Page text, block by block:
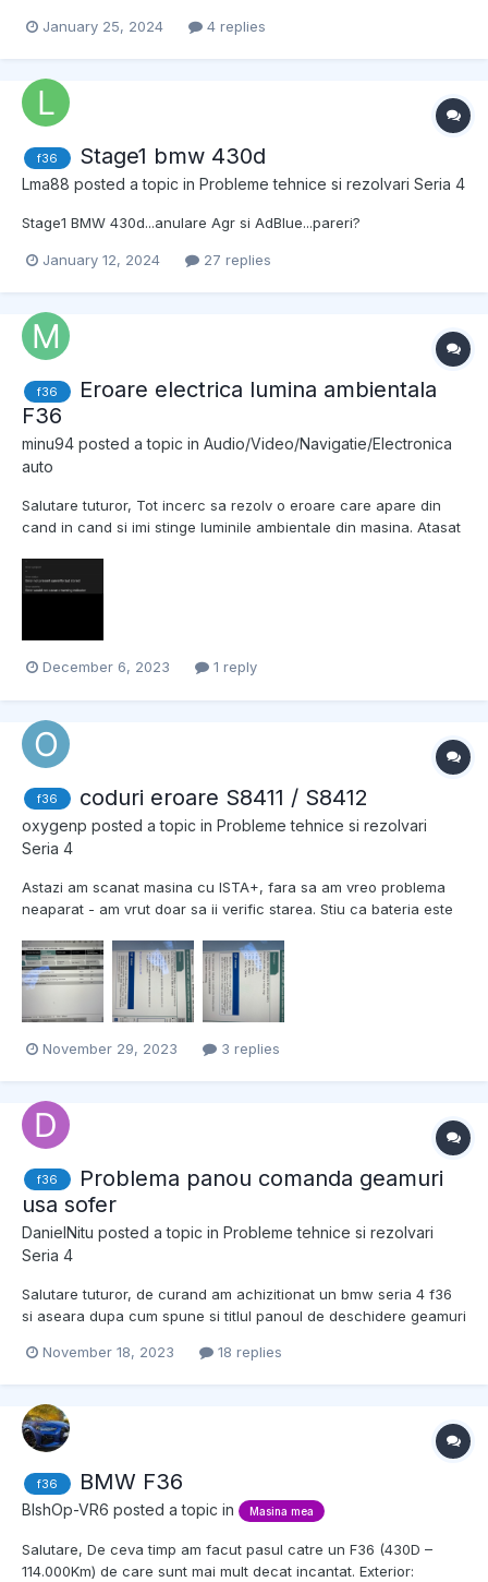
January 25, 2024
4 replies
f36 Stage1 bmw 430d
Lma88 posted a topic in Probleme tehnice si rezolvari Seria 4
Stage1 BMW 430d...anulare Agr si AdBlue...pareri?
January 12, 2024 27 replies
f36
Eroare electrica lumina ambientala
F36
minu94 posted a topic in Audio/Video/Navigatie/Electronica
auto
Salutare tuturor, Tot incerc sa rezolv o eroare care apare din
cand in cand si imi stinge luminile ambientale din masina. Atasat
scurt si ca safety measure taie curentul la ambientale. Aveti idee
catre ce corespunde acel outp...
December 6, 2023 1 reply
f36 coduri eroare S8411 / S8412
oxygenp posted a topic in Probleme tehnice si rezolvari
Seria 4
Astazi am scanat masina cu ISTA+, fara sa am vreo problema
neaparat - am vrut doar sa ii verific starea. Stiu ca bateria este
cu bateria? Mentionez ca masina porneste usor, chiar si cu
bateria in stadiul acesta. Atasez pozele din ista
November 29, 2023 3 replies
f36
Problema panou comanda geamuri
usa sofer
DanielNitu posted a topic in Probleme tehnice si rezolvari
Seria 4
Salutare tuturor, de curand am achizitionat un bmw seria 4 f36
si aseara dupa cum spune si titlul panoul de deschidere geamuri
am apucat sa reglez decat putin oglinda din stanga si apoi a
murit, mentionez ca butoanele geamurilor ind...
November 18, 2023 18 replies
f36 BMW F36
BlshOp-VR6 posted a topic in Masina mea
Salutare, De ceva timp am facut pasul catre un F36 (430D –
114.000Km) de care sunt mai mult decat incantat. Exterior: